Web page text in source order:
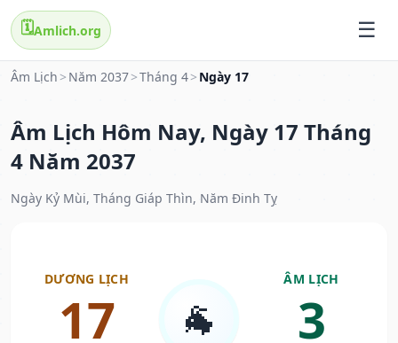
🗓️Amlich.org
Âm Lịch > Năm 2037>Tháng 4> Ngày 17
Âm Lịch Hôm Nay, Ngày 17 Tháng
4 Năm 2037
Ngày Kỷ Mùi, Tháng Giáp Thìn, Năm Đinh Tỵ
DƯƠNG LỊCH
17 🐐
ÂM LỊCH
3